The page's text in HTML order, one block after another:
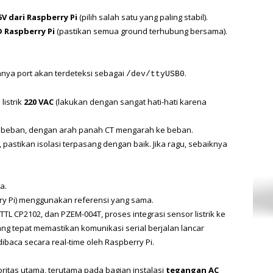
dari Raspberry Pi (pilih salah satu yang paling stabil).
Raspberry Pi (pastikan semua ground terhubung bersama).
port akan terdeteksi sebagai /dev/ttyUSB0.
listrik 220 VAC (lakukan dengan sangat hati-hati karena
dengan arah panah CT mengarah ke beban.
isolasi terpasang dengan baik. Jika ragu, sebaiknya
Pi) menggunakan referensi yang sama.
CP2102, dan PZEM-004T, proses integrasi sensor listrik ke
tepat memastikan komunikasi serial berjalan lancar
secara real-time oleh Raspberry Pi.
utama, terutama pada bagian instalasi tegangan AC